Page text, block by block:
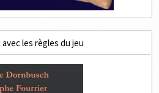
les règles du jeu